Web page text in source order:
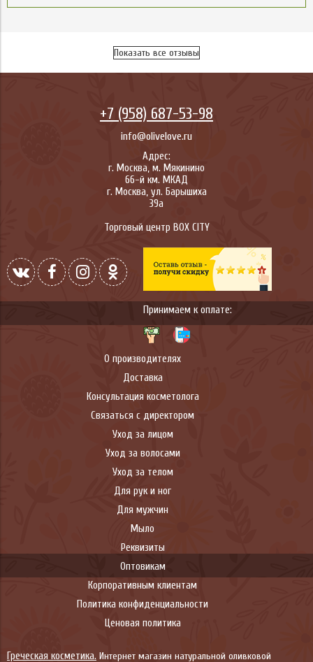
Показать все отзывы
+7 (958) 687-53-98
info@olivelove.ru
Адрес:
г. Москва, м. Мякинино
66-й км. МКАД
г. Москва, ул. Барышиха
39а
Торговый центр BOX CITY
О производителях
Доставка
Консультация косметолога
Связаться с директором
Уход за лицом
Уход за волосами
Уход за телом
Для рук и ног
Для мужчин
Мыло
Реквизиты
Оптовикам
Корпоративным клиентам
Политика конфиденциальности
Ценовая политика
Принимаем к оплате:
Греческая косметика. Интернет магазин натуральной оливковой